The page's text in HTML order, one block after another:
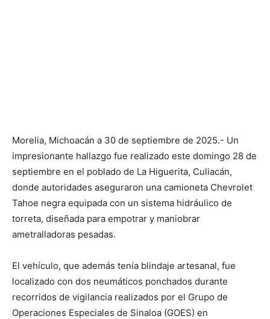
Morelia, Michoacán a 30 de septiembre de 2025.- Un
impresionante hallazgo fue realizado este domingo 28 de
septiembre en el poblado de La Higuerita, Culiacán,
donde autoridades aseguraron una camioneta Chevrolet
Tahoe negra equipada con un sistema hidráulico de
torreta, diseñada para empotrar y maniobrar
ametralladoras pesadas.
El vehículo, que además tenía blindaje artesanal, fue
localizado con dos neumáticos ponchados durante
recorridos de vigilancia realizados por el Grupo de
Operaciones Especiales de Sinaloa (GOES) en